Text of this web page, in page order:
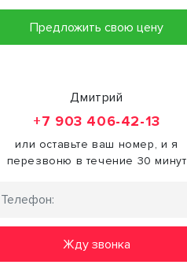
Предложить свою цену
Дмитрий
+7 903 406-42-13
или оставьте ваш номер, и я
перезвоню в течение 30 минут
Жду звонка